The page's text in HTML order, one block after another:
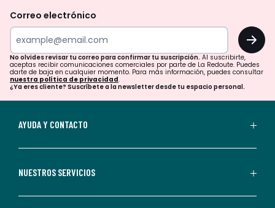
tu
para
confirmar
tu
suscripción.
aceptas
comerciales
Correo electrónico
OK
No olvides revisar tu correo para confirmar tu suscripción. Al suscribirte,
aceptas recibir comunicaciones comerciales por parte de La Redoute. Puedes
darte de baja en cualquier momento. Para más información, puedes consultar
nuestra política de privacidad.
¿Ya eres cliente? Suscríbete a la newsletter desde tu espacio personal.
AYUDA Y CONTACTO
NUESTROS SERVICIOS